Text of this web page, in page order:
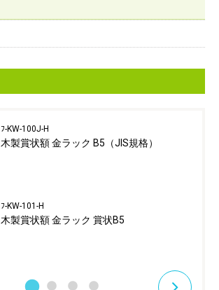
ﾌ-KW-100J-H
木製賞状額 金ラック B5（JIS規格）
ﾌ-KW-101-H
木製賞状額 金ラック 賞状B5